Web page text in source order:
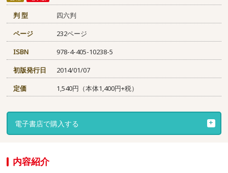
判 型
四六判
ページ
232ページ
ISBN
978-4-405-10238-5
初版発行日
2014/01/07
定価
1,540円（本体1,400円+税）
電子書店で購入する
内容紹介